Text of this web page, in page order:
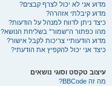
מדוע אני לא יכול לצרף קבצים?
מדוע קיבלתי אזהרה?
כיצד ניתן לדווח למנהל על הודעות?
מהו כפתור ה“שמור” בשליחת הנושא?
מדוע הודעותיי צריכות לקבל אישור?
כיצד אני יכול להקפיץ את הודעתי?
עיצוב טקסט וסוגי נושאים
מה זה BBCode?